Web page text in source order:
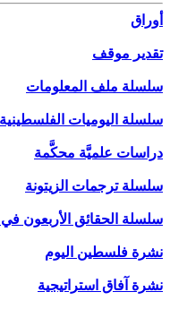
أوراق
تقدير موقف
سلسلة ملف المعلومات
سلسلة اليوميات الفلسطينية
دراسات علميَّة محكَّمة
سلسلة ترجمات الزيتونة
سلسلة الحقائق الأربعون
نشرة فلسطين اليوم
نشرة آفاق استراتيجية